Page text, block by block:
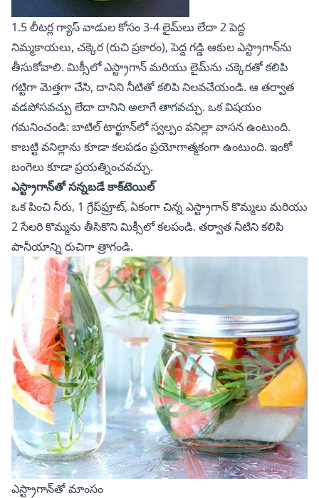
1.5 లీటర్ల గ్యాస్ వాడుల కోసం 3-4 లైమ్‌లు లేదా 2 పెద్ద
నిమ్మకాయలు, చక్కెర (రుచి ప్రకారం), పెద్ద గడ్డి ఆకుల ఎస్ట్రాగాన్‌ను
తీసుకోవాలి. మిక్సీలో ఎస్ట్రాగాన్ మరియు లైమ్‌ను చక్కెరతో కలిపి
గట్టిగా మెత్తగా చేసి, దానిని నీటితో కలిపి నిలవచేయండి. ఆ తర్వాత
వడపోసవచ్చు లేదా దానిని అలాగే తాగవచ్చు. ఒక విషయం
గమనించండి: బాటిల్ టార్ఖూన్‌లో స్వల్పం వనిల్లా వాసన ఉంటుంది.
కాబట్టి వనిల్లాను కూడా కలపడం ప్రయోగాత్మకంగా ఉంటుంది. ఇంకో
బంగెలు కూడా ప్రయత్నించవచ్చు.
ఎస్ట్రాగాన్‌తో సన్నబడే కాక్‌టెయిల్
ఒక పించి నీరు, 1 గ్రేప్‌ఫ్రూట్, ఏకంగా చిన్న ఎస్ట్రాగాన్ కొమ్మలు మరియు
2 సేలరి కొమ్మను తీసికొని మిక్సీలో కలపండి. తర్వాత నీటిని కలిపి
పానీయాన్ని రుచిగా త్రాగండి.
ఎస్ట్రాగాన్‌తో మాంసం